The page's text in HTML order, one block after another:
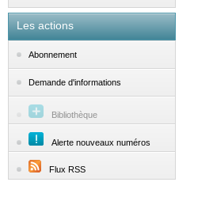
Les actions
Abonnement
Demande d'informations
Bibliothèque
Alerte nouveaux numéros
Flux RSS